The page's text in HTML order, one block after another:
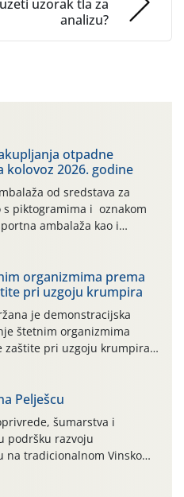
uzorak tla za
analizu?
otpadne
kolovoz 2026. godine
od sredstava za
piktogramima i oznakom
ambalaža kao i
nisu sredstva za zaštitu
gnojiva,) se ne
besplatni povrat
tvrtki: AGROCHEM-MAKS,
[…]
organizmima prema
pri uzgoju krumpira
je demonstracijska
štetnim organizmima
zaštite pri uzgoju krumpira"
kraj naselja Belica (ARKOD
dio Međimurske županije).
Pelješcu
šumarstva i
podršku razvoju
tradicionalnom Vinskom
godine u Domu vinarske
Pelješcu, u